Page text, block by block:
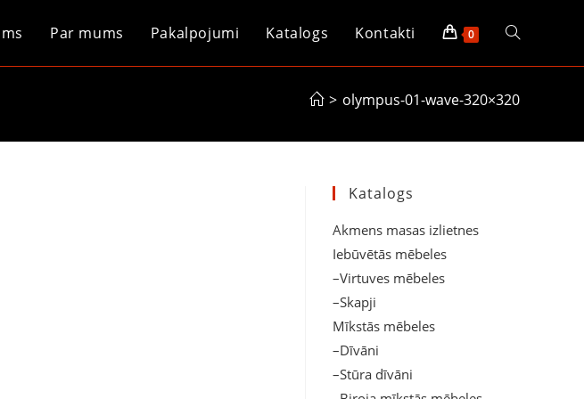
Par mums Pakalpojumi Katalogs Kontakti 0 Toggle
website
> olympus-01-wave-320×320
Katalogs
Akmens masas izlietnes
Iebūvētās mēbeles
–Virtuves mēbeles
–Skapji
Mīkstās mēbeles
–Dīvāni
–Stūra dīvāni